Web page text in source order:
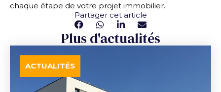
chaque étape de votre projet immobilier.
Partager cet article
Plus d'actualités
ACTUALITÉS